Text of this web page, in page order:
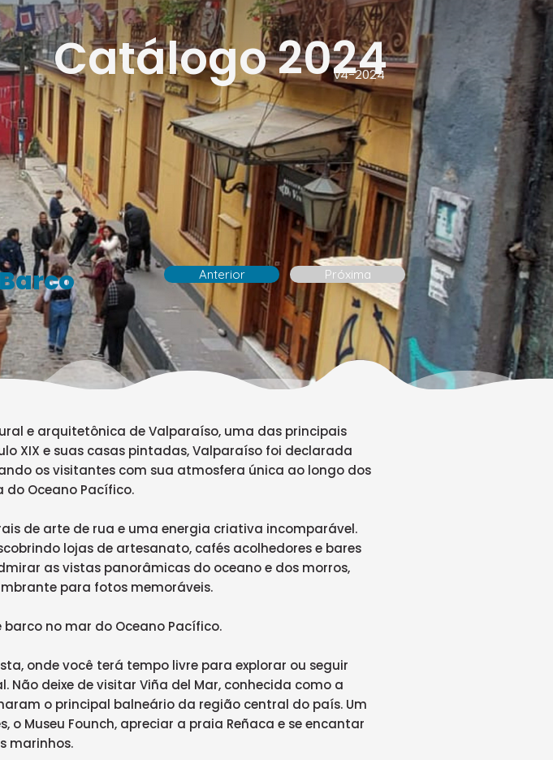
v4-2024
Catálogo 2024
Anterior Próxima
e arquitetônica de Valparaíso, uma das principais
XIX e suas casas pintadas, Valparaíso foi declarada
os visitantes com sua atmosfera única ao longo dos
do Oceano Pacífico.
de arte de rua e uma energia criativa incomparável.
lojas de artesanato, cafés acolhedores e bares
as vistas panorâmicas do oceano e dos morros,
para fotos memoráveis.
no mar do Oceano Pacífico.
onde você terá tempo livre para explorar ou seguir
deixe de visitar Viña del Mar, conhecida como a
o principal balneário da região central do país. Um
Museu Founch, apreciar a praia Reñaca e se encantar
marinhos.